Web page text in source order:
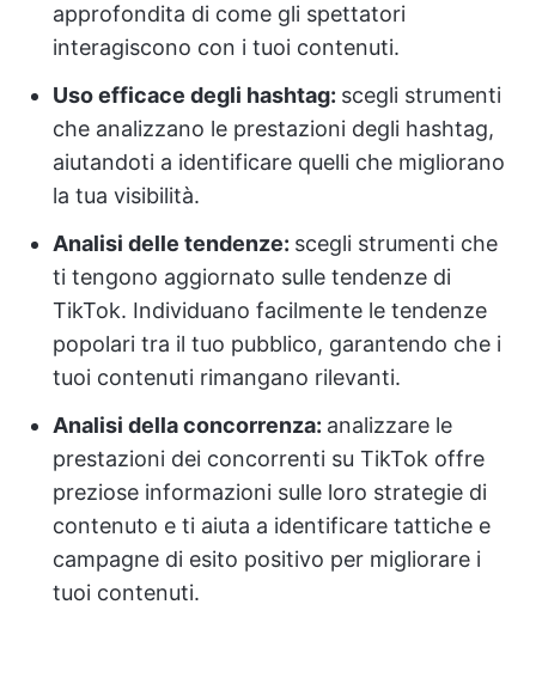
approfondita di come gli spettatori
interagiscono con i tuoi contenuti.
Uso efficace degli hashtag: scegli strumenti
che analizzano le prestazioni degli hashtag,
aiutandoti a identificare quelli che migliorano
la tua visibilità.
Analisi delle tendenze: scegli strumenti che
ti tengono aggiornato sulle tendenze di
TikTok. Individuano facilmente le tendenze
popolari tra il tuo pubblico, garantendo che i
tuoi contenuti rimangano rilevanti.
Analisi della concorrenza: analizzare le
prestazioni dei concorrenti su TikTok offre
preziose informazioni sulle loro strategie di
contenuto e ti aiuta a identificare tattiche e
campagne di esito positivo per migliorare i
tuoi contenuti.